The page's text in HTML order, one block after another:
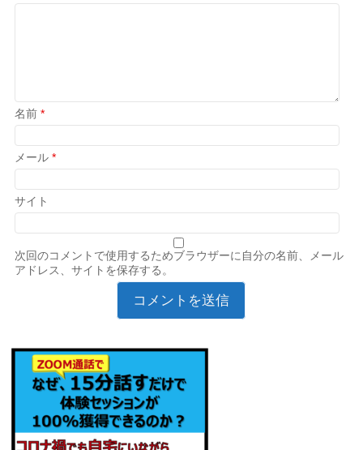
名前*
メール*
サイト
次回のコメントで使用するためブラウザーに自分の名前、メール
アドレス、サイトを保存する。